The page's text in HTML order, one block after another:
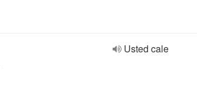
Usted cale